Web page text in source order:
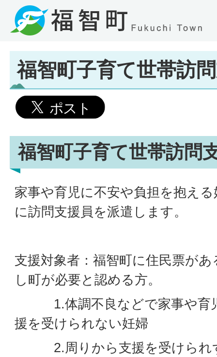
福智町子育て世帯訪
福智町子育て世帯訪問
家事や育児に不安や負担を抱え
に訪問支援員を派遣します。
支援対象者：福智町に住民票が
し町が必要と認める方。
1.体調不良などで家事や育児
援を受けられない妊婦
2.周りから支援を受けられ